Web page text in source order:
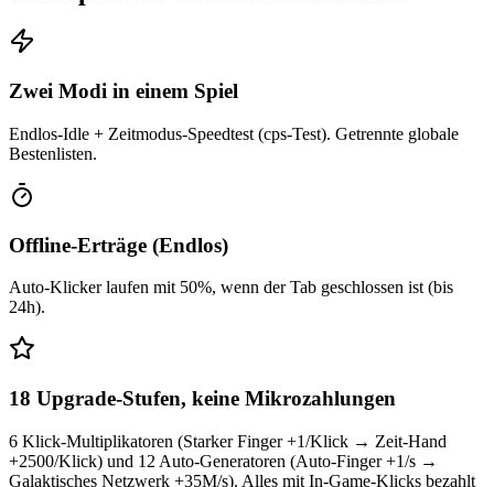
Zwei Modi in einem Spiel
Endlos-Idle + Zeitmodus-Speedtest (cps-Test). Getrennte globale
Bestenlisten.
Offline-Erträge (Endlos)
Auto-Klicker laufen mit 50%, wenn der Tab geschlossen ist (bis
24h).
18 Upgrade-Stufen, keine Mikrozahlungen
6 Klick-Multiplikatoren (Starker Finger +1/Klick → Zeit-Hand
+2500/Klick) und 12 Auto-Generatoren (Auto-Finger +1/s →
Galaktisches Netzwerk +35M/s). Alles mit In-Game-Klicks bezahlt